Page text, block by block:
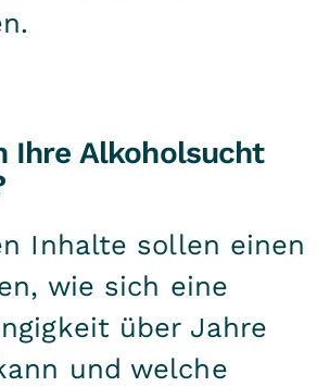
Ihre Alkoholsucht
Inhalte sollen einen
wie sich eine
über Jahre
und welche